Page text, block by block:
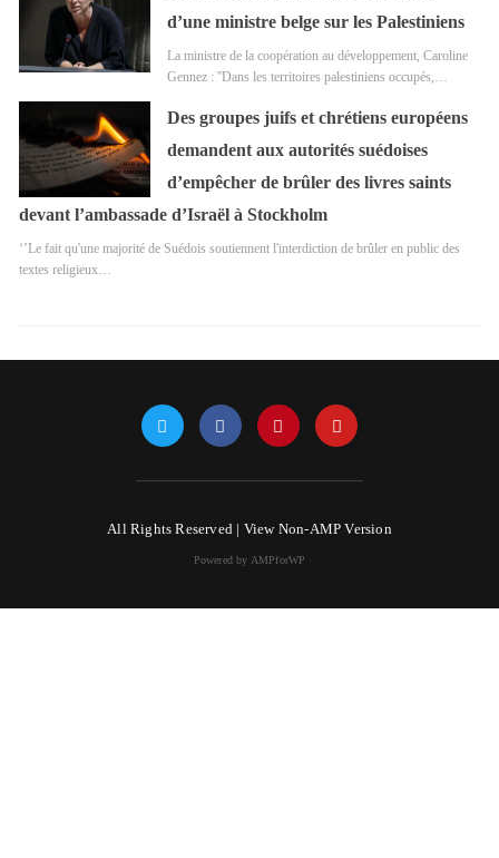
d’une ministre belge sur les Palestiniens
La ministre de la coopération au développement, Caroline
Gennez : ''Dans les territoires palestiniens occupés,…
Des groupes juifs et chrétiens européens
demandent aux autorités suédoises
d’empêcher de brûler des livres saints
devant l’ambassade d’Israël à Stockholm
‘’Le fait qu'une majorité de Suédois soutiennent l'interdiction de brûler en public des
textes religieux…
All Rights Reserved | View Non-AMP Version
Powered by AMPforWP